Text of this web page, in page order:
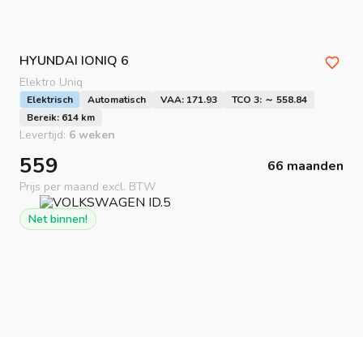
HYUNDAI IONIQ 6
Elektro Uniq
Elektrisch Automatisch VAA: 171.93
TCO 3: ～ 558.84
Bereik: 614 km
Levertijd: 6 weken
559 66 maanden
Prijs per maand excl. BTW
Net binnen!